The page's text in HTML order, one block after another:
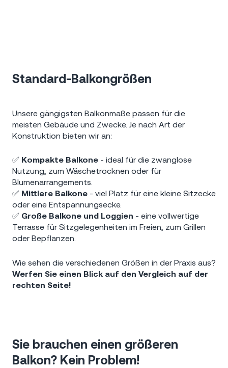
Standard-Balkongrößen
Unsere gängigsten Balkonmaße passen für die
meisten Gebäude und Zwecke. Je nach Art der
Konstruktion bieten wir an:
✅ Kompakte Balkone - ideal für die zwanglose
Nutzung, zum Wäschetrocknen oder für
Blumenarrangements.
✅ Mittlere Balkone - viel Platz für eine kleine Sitzecke
oder eine Entspannungsecke.
✅ Große Balkone und Loggien - eine vollwertige
Terrasse für Sitzgelegenheiten im Freien, zum Grillen
oder Bepflanzen.
Wie sehen die verschiedenen Größen in der Praxis aus?
Werfen Sie einen Blick auf den Vergleich auf der
rechten Seite!
Sie brauchen einen größeren
Balkon? Kein Problem!